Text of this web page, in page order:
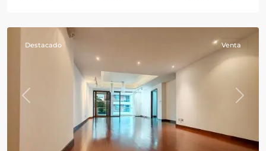
Previous Next
Destacado Venta